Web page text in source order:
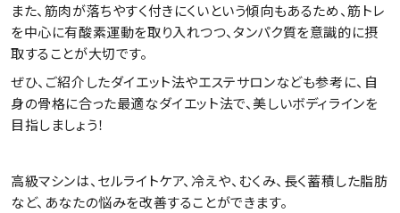
また、筋肉が落ちやすく付きにくいという傾向もあるため、筋トレ
を中心に有酸素運動を取り入れつつ、タンパク質を意識的に摂
取することが大切です。
ぜひ、ご紹介したダイエット法やエステサロンなども参考に、自
身の骨格に合った最適なダイエット法で、美しいボディラインを
目指しましょう！
高級マシンは、セルライトケア、冷えや、むくみ、長く蓄積した脂肪
など、あなたの悩みを改善することができます。